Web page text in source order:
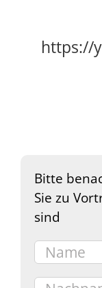
https://
Bitte
Sie zu
sind